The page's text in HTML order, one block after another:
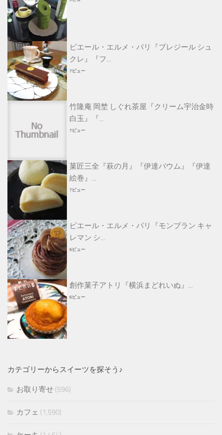
ピエール・エルメ・パリ『プレジール シュ
クレ』『フ...
7ビュー
竹隆庵 岡埜 しぐれ茶屋『クリーム宇治金時
白玉』『...
7ビュー
菓匠三全『萩の月』『伊達バウム』『伊達
絵巻』...
7ビュー
ピエール・エルメ・パリ『モンブラン キャ
レマン シ...
6ビュー
創作菓子アトリ『横浜まどれいぬ』...
6ビュー
カテゴリーからスイーツを探そう♪
お取り寄せ (596)
カフェ (1,590)